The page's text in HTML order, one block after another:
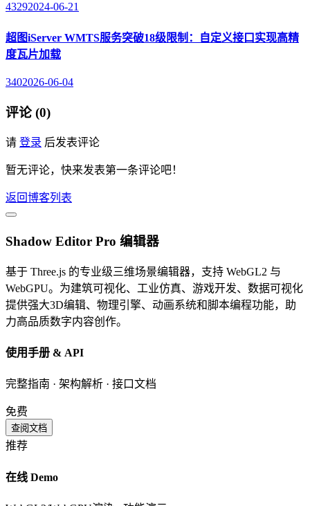
43292024-06-21
超图iServer WMTS服务突破18级限制：自定义接口实现高精
度瓦片加载
3402026-06-04
评论 (0)
请 登录 后发表评论
暂无评论，快来发表第一条评论吧！
返回博客列表
Shadow Editor Pro 编辑器
基于 Three.js 的专业级三维场景编辑器，支持 WebGL2 与
WebGPU。为建筑可视化、工业仿真、游戏开发、数据可视化
提供强大3D编辑、物理引擎、动画系统和脚本编程功能，助
力高品质数字内容创作。
使用手册 & API
完整指南 · 架构解析 · 接口文档
免费
查阅文档
推荐
在线 Demo